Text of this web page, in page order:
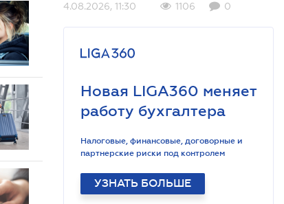
4.08.2026, 11:30 1106 0
Новая LIGA360 меняет
работу бухгалтера
Налоговые, финансовые, договорные и
партнерские риски под контролем
УЗНАТЬ БОЛЬШЕ